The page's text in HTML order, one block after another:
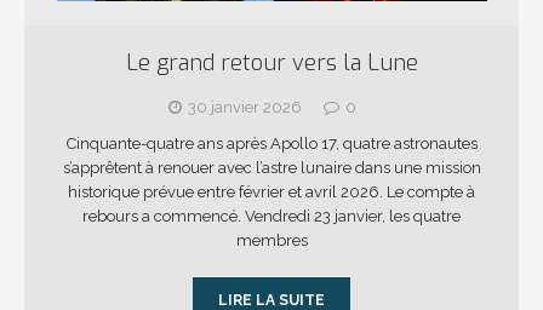
Le grand retour vers la Lune
30 janvier 2026
0
Cinquante-quatre ans après Apollo 17, quatre astronautes
s’apprêtent à renouer avec l’astre lunaire dans une mission
historique prévue entre février et avril 2026. Le compte à
rebours a commencé. Vendredi 23 janvier, les quatre
membres
LIRE LA SUITE